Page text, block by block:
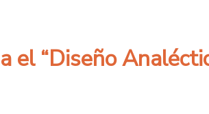
el “Diseño